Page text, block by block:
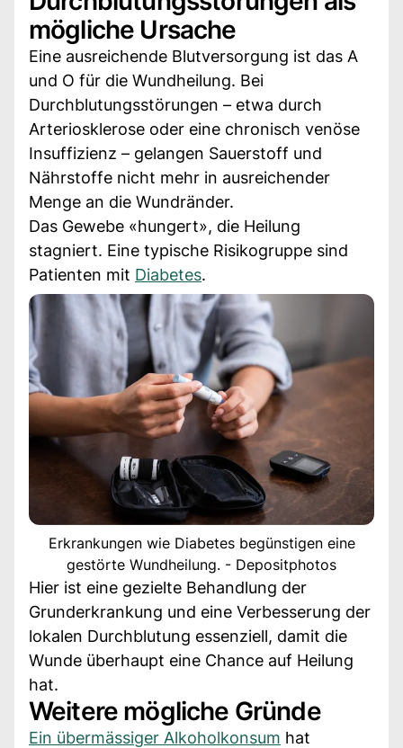
mögliche Ursache
Eine ausreichende Blutversorgung ist das A
und O für die Wundheilung. Bei
Durchblutungsstörungen – etwa durch
Arteriosklerose oder eine chronisch venöse
Insuffizienz – gelangen Sauerstoff und
Nährstoffe nicht mehr in ausreichender
Menge an die Wundränder.
Das Gewebe «hungert», die Heilung
stagniert. Eine typische Risikogruppe sind
Patienten mit Diabetes.
Erkrankungen wie Diabetes begünstigen eine
gestörte Wundheilung. - Depositphotos
Hier ist eine gezielte Behandlung der
Grunderkrankung und eine Verbesserung der
lokalen Durchblutung essenziell, damit die
Wunde überhaupt eine Chance auf Heilung
hat.
Weitere mögliche Gründe
Ein übermässiger Alkoholkonsum hat